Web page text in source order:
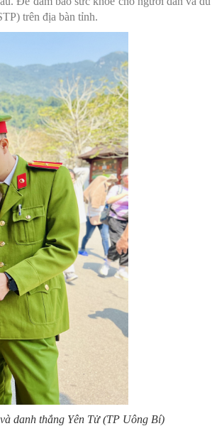
mô, tạng
trên địa bàn tỉnh.
danh thắng Yên Tử (TP Uông Bí)